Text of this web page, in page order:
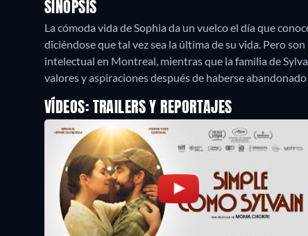
SINOPSIS
La cómoda vida de Sophia da un vuelco el día que
diciéndose que tal vez sea la última de su vida. Pero
intelectual en Montreal, mientras que la familia de
valores y aspiraciones después de haberse
VÍDEOS: TRAILERS Y REPORTAJES